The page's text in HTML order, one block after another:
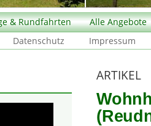
& Rundfahrten
Alle Angebote
Datenschutz Impressum
ARTIKEL